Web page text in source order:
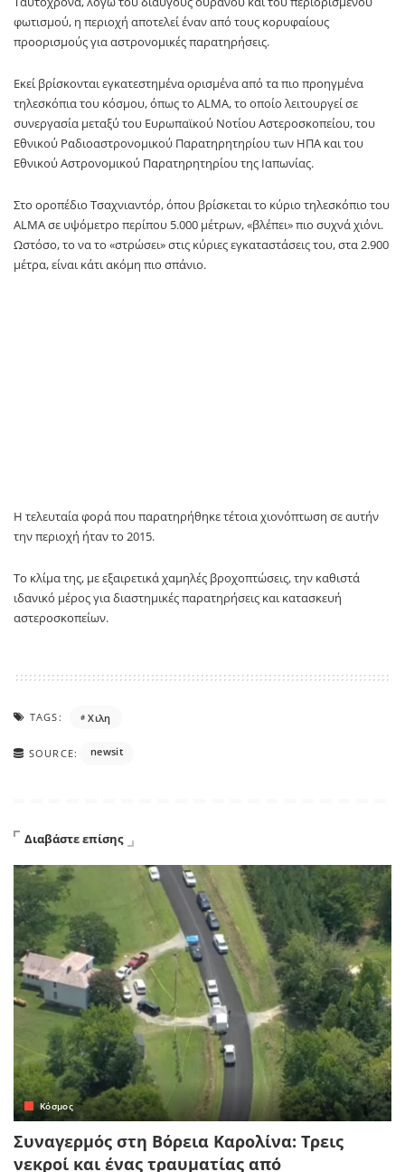
φωτισμού, η περιοχή αποτελεί έναν από τους κορυφαίους
προορισμούς για αστρονομικές παρατηρήσεις.
Εκεί βρίσκονται εγκατεστημένα ορισμένα από τα πιο προηγμένα
τηλεσκόπια του κόσμου, όπως το ALMA, το οποίο λειτουργεί σε
συνεργασία μεταξύ του Ευρωπαϊκού Νοτίου Αστεροσκοπείου, του
Εθνικού Ραδιοαστρονομικού Παρατηρητηρίου των ΗΠΑ και του
Εθνικού Αστρονομικού Παρατηρητηρίου της Ιαπωνίας.
Στο οροπέδιο Τσαχνιαντόρ, όπου βρίσκεται το κύριο τηλεσκόπιο του
ALMA σε υψόμετρο περίπου 5.000 μέτρων, «βλέπει» πιο συχνά χιόνι.
Ωστόσο, το να το «στρώσει» στις κύριες εγκαταστάσεις του, στα 2.900
μέτρα, είναι κάτι ακόμη πιο σπάνιο.
Η τελευταία φορά που παρατηρήθηκε τέτοια χιονόπτωση σε αυτήν
την περιοχή ήταν το 2015.
Το κλίμα της, με εξαιρετικά χαμηλές βροχοπτώσεις, την καθιστά
ιδανικό μέρος για διαστημικές παρατηρήσεις και κατασκευή
αστεροσκοπείων.
TAGS: Χιλη
SOURCE: newsit
Διαβάστε επίσης
Κόσμος
Συναγερμός στη Βόρεια Καρολίνα: Τρεις
νεκροί και ένας τραυματίας από